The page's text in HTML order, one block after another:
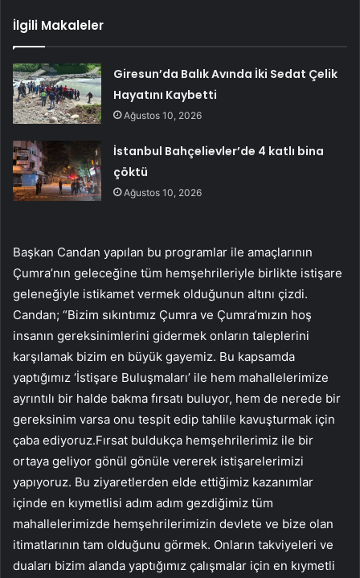
İlgili Makaleler
Giresun’da Balık Avında İki Sedat Çelik
Hayatını Kaybetti
Ağustos 10, 2026
İstanbul Bahçelievler’de 4 katlı bina
çöktü
Ağustos 10, 2026
Başkan Candan yapılan bu programlar ile amaçlarının
Çumra’nın geleceğine tüm hemşehrileriyle birlikte istişare
geleneğiyle istikamet vermek olduğunun altını çizdi.
Candan; “Bizim sıkıntımız Çumra ve Çumra’mızın hoş
insanın gereksinimlerini gidermek onların taleplerini
karşılamak bizim en büyük gayemiz. Bu kapsamda
yaptığımız ‘İstişare Buluşmaları’ ile hem mahallelerimize
ayrıntılı bir halde bakma fırsatı buluyor, hem de nerede bir
gereksinim varsa onu tespit edip tahlile kavuşturmak için
çaba ediyoruz.Fırsat buldukça hemşehrilerimiz ile bir
ortaya geliyor gönül gönüle vererek istişarelerimizi
yapıyoruz. Bu ziyaretlerden elde ettiğimiz kazanımlar
içinde en kıymetlisi adım adım gezdiğimiz tüm
mahallelerimizde hemşehrilerimizin devlete ve bize olan
itimatlarının tam olduğunu görmek. Onların takviyeleri ve
duaları bizim alanda yaptığımız çalışmalar için en kıymetli